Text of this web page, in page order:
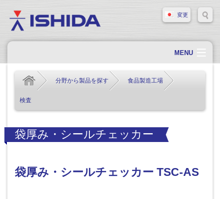
変更
MENU
会社概要
製品情報
分野から製品を探す 食品製造工場
検査
袋厚み・シールチェッカー
袋厚み・シールチェッカー TSC-AS